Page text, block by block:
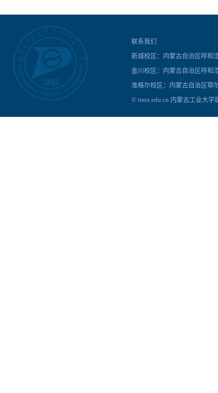
联系我们
新城校区：内蒙古自治区呼
金川校区：内蒙古自治区呼
准格尔校区：内蒙古自治区
© imut.edu.cn 内蒙古工业大